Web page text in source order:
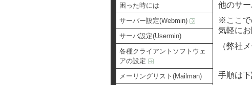
困った時には
サーバー設定(Webmin)
サーバ設定(Usermin)
各種クライアントソフトウェ
アの設定
メーリングリスト(Mailman)
他のサ
※ここで
気軽に
（弊社
手順は下